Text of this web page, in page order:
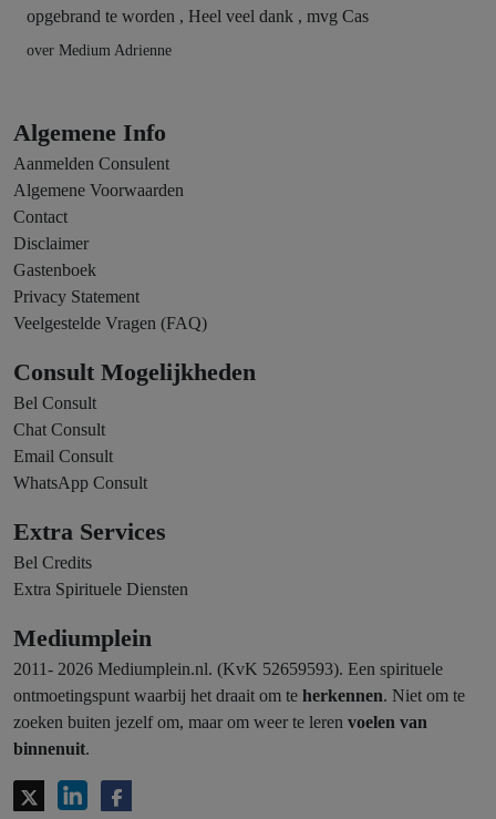
opgebrand te worden , Heel veel dank , mvg Cas
over Medium Adrienne
Algemene Info
Aanmelden Consulent
Algemene Voorwaarden
Contact
Disclaimer
Gastenboek
Privacy Statement
Veelgestelde Vragen (FAQ)
Consult Mogelijkheden
Bel Consult
Chat Consult
Email Consult
WhatsApp Consult
Extra Services
Bel Credits
Extra Spirituele Diensten
Mediumplein
2011- 2026 Mediumplein.nl. (KvK 52659593). Een spirituele
ontmoetingspunt waarbij het draait om te herkennen. Niet om te
zoeken buiten jezelf om, maar om weer te leren voelen van
binnenuit.